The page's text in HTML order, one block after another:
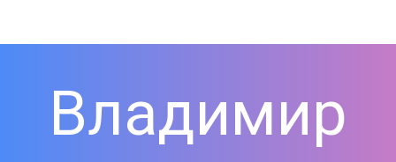
Владимир